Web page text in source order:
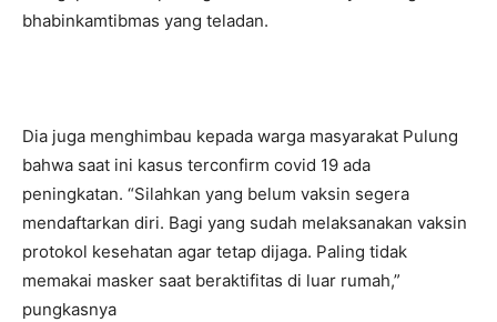
bhabinkamtibmas yang teladan.
Dia juga menghimbau kepada warga masyarakat Pulung
bahwa saat ini kasus terconfirm covid 19 ada
peningkatan. “Silahkan yang belum vaksin segera
mendaftarkan diri. Bagi yang sudah melaksanakan vaksin
protokol kesehatan agar tetap dijaga. Paling tidak
memakai masker saat beraktifitas di luar rumah,”
pungkasnya